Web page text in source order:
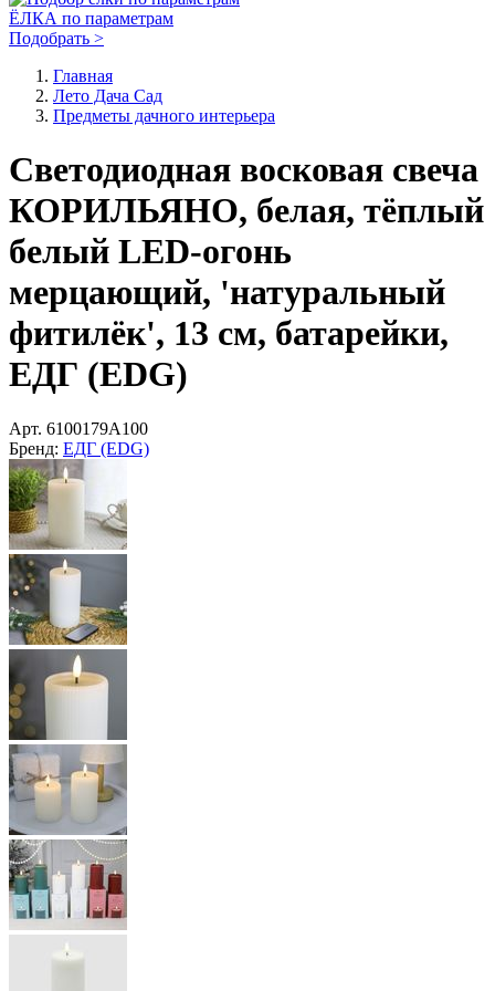
ЁЛКА по параметрам
Подобрать >
Главная
Лето Дача Сад
Предметы дачного интерьера
Светодиодная восковая свеча
КОРИЛЬЯНО, белая, тёплый
белый LED-огонь
мерцающий, 'натуральный
фитилёк', 13 см, батарейки,
ЕДГ (EDG)
Арт. 6100179A100
Бренд: ЕДГ (EDG)